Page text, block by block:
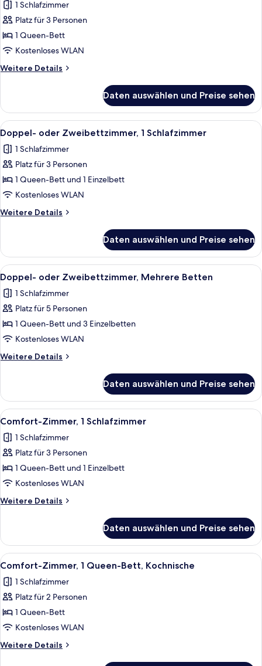
Schlafsofa,
Küche
für
Comfort-
Zimmer,
1
Queen-
Bett,
anzeigen
1 Schlafzimmer
Platz für 3 Personen
1 Queen-Bett
Kostenloses WLAN
Weitere Details
Weitere
Zimmer,
Queen-
Bett,
Kochnische
Daten auswählen und Preise sehen
Alle
Fotos
für
Doppel-
oder
Zweibettzimmer,
1
Schlafzimmer
Ein Schlafzimmer mit einem Bett,
17
Doppel- oder Zweibettzimmer, 1 Schlafzimmer
1 Schlafzimmer
Platz für 3 Personen
1 Queen-Bett und 1 Einzelbett
Kostenloses WLAN
Weitere Details
Weitere
oder
Zweibettzimmer,
1
Schlafzimmer
Daten auswählen und Preise sehen
Alle
Fotos
für
Doppel-
oder
Zweibettzimmer,
Mehrere
Betten
Ein Schlafzimmer mit Bett, Stuhl,
12
Doppel- oder Zweibettzimmer, Mehrere Betten
1 Schlafzimmer
Platz für 5 Personen
1 Queen-Bett und 3 Einzelbetten
Kostenloses WLAN
Weitere Details
Weitere
oder
Zweibettzimmer,
Mehrere
Daten auswählen und Preise sehen
Alle
Fotos
für
Comfort-
Zimmer,
1
Schlafzimmer
anzeigen
Ein gemütliches Schlafzimmer mit
11
Comfort-Zimmer, 1 Schlafzimmer
1 Schlafzimmer
Platz für 3 Personen
1 Queen-Bett und 1 Einzelbett
Kostenloses WLAN
Weitere Details
Weitere
Zimmer,
Schlafzimmer
Daten auswählen und Preise sehen
Alle
Fotos
für
Comfort-
Zimmer,
1
Queen-
Bett,
Ein Zimmer mit Holzwänden, einem
11
Comfort-Zimmer, 1 Queen-Bett, Kochnische
1 Schlafzimmer
Platz für 2 Personen
1 Queen-Bett
Kostenloses WLAN
Weitere Details
Weitere